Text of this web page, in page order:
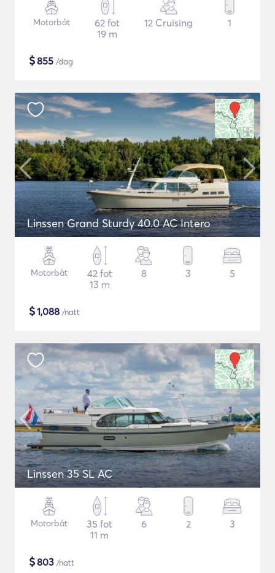
Motorbåt
62 fot
19 m
12 Cruising 1
$855 /dag
Linssen Grand Sturdy 40.0 AC Intero
Motorbåt
42 fot
13 m
8 3 5
$1,088 /natt
Linssen 35 SL AC
Motorbåt
35 fot
11 m
6 2 3
$803 /natt